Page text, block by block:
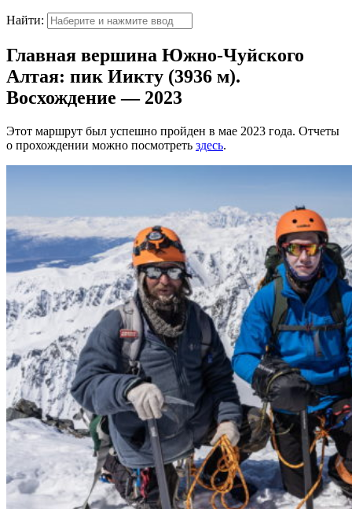
Найти:
Главная вершина Южно-Чуйского
Алтая: пик Иикту (3936 м).
Восхождение — 2023
Этот маршрут был успешно пройден в мае 2023 года. Отчеты
о прохождении можно посмотреть здесь.